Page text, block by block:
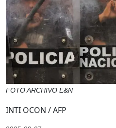
FOTO ARCHIVO E&N
INTI OCON / AFP